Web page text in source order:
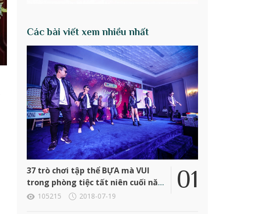
Các bài viết xem nhiều nhất
37 trò chơi tập thể BỰA mà VUI
trong phòng tiệc tất niên cuối năm
công ty
105215 2018-07-19